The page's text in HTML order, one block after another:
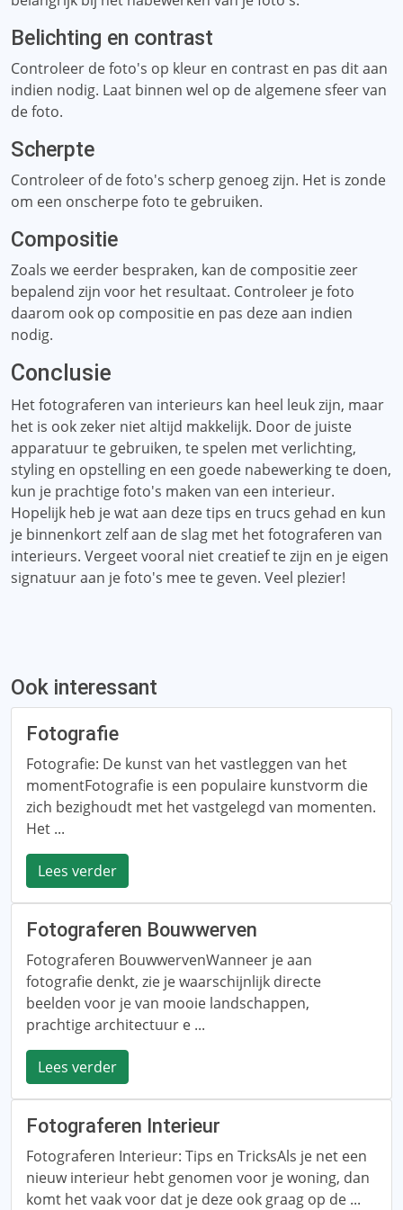
Belichting en contrast
Controleer de foto's op kleur en contrast en pas dit aan
indien nodig. Laat binnen wel op de algemene sfeer van
de foto.
Scherpte
Controleer of de foto's scherp genoeg zijn. Het is zonde
om een ​​onscherpe foto te gebruiken.
Compositie
Zoals we eerder bespraken, kan de compositie zeer
bepalend zijn voor het resultaat. Controleer je foto
daarom ook op compositie en pas deze aan indien
nodig.
Conclusie
Het fotograferen van interieurs kan heel leuk zijn, maar
het is ook zeker niet altijd makkelijk. Door de juiste
apparatuur te gebruiken, te spelen met verlichting,
styling en opstelling en een goede nabewerking te doen,
kun je prachtige foto's maken van een interieur.
Hopelijk heb je wat aan deze tips en trucs gehad en kun
je binnenkort zelf aan de slag met het fotograferen van
interieurs. Vergeet vooral niet creatief te zijn en je eigen
signatuur aan je foto's mee te geven. Veel plezier!
Ook interessant
Fotografie
Fotografie: De kunst van het vastleggen van het
momentFotografie is een populaire kunstvorm die
zich bezighoudt met het vastgelegd van momenten.
Het ...
Lees verder
Fotograferen Bouwwerven
Fotograferen BouwwervenWanneer je aan
fotografie denkt, zie je waarschijnlijk directe
beelden voor je van mooie landschappen,
prachtige architectuur e ...
Lees verder
Fotograferen Interieur
Fotograferen Interieur: Tips en TricksAls je net een
nieuw interieur hebt genomen voor je woning, dan
komt het vaak voor dat je deze ook graag op de ...